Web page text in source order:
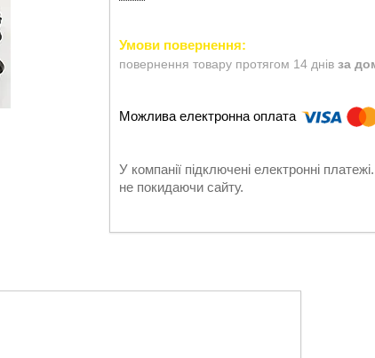
повернення товару протягом 14 днів за
У компанії підключені електронні
не покидаючи сайту.